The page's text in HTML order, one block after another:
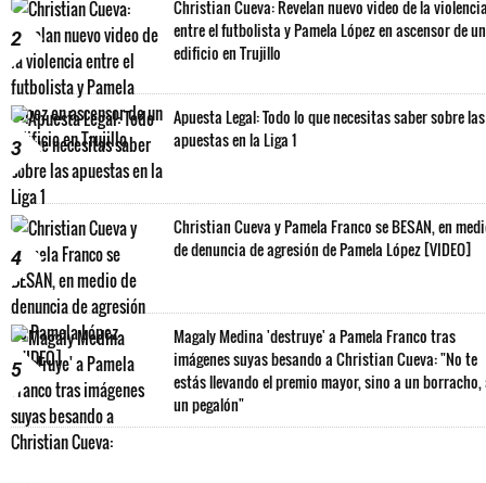
2
Christian Cueva: Revelan nuevo video de la
entre el futbolista y Pamela López en ascensor de un
edificio en Trujillo
3
Apuesta Legal: Todo lo que necesitas saber sobre las
apuestas en la Liga 1
4
Christian Cueva y Pamela Franco se BESAN, en
de denuncia de agresión de Pamela López [VIDEO]
5
Magaly Medina 'destruye' a Pamela Franco tras
imágenes suyas besando a Christian Cueva: "No te
estás llevando el premio mayor, sino a un borracho,
un pegalón"